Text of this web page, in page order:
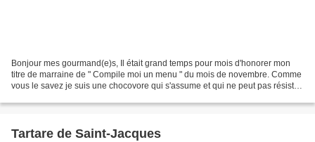
Bonjour mes gourmand(e)s, Il était grand temps pour mois d'honorer mon
titre de marraine de " Compile moi un menu " du mois de novembre. Comme
vous le savez je suis une chocovore qui s'assume et qui ne peut pas résister
Tartare de Saint-Jacques